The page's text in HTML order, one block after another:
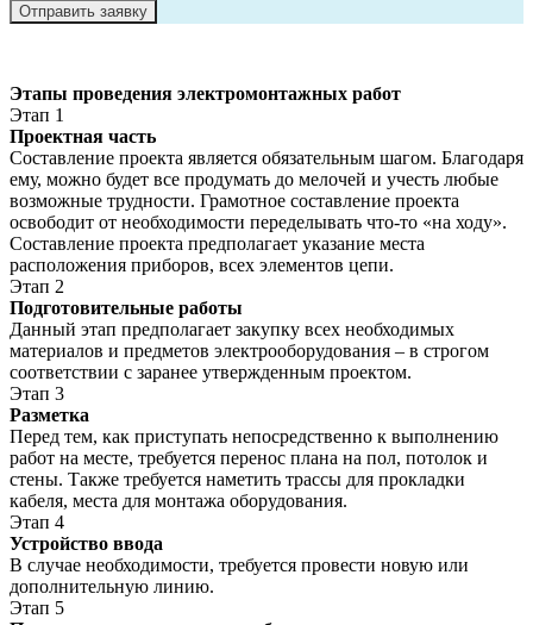
Отправить заявку
Этапы проведения электромонтажных работ
Этап 1
Проектная часть
Составление проекта является обязательным шагом. Благодаря
ему, можно будет все продумать до мелочей и учесть любые
возможные трудности. Грамотное составление проекта
освободит от необходимости переделывать что-то «на ходу».
Составление проекта предполагает указание места
расположения приборов, всех элементов цепи.
Этап 2
Подготовительные работы
Данный этап предполагает закупку всех необходимых
материалов и предметов электрооборудования – в строгом
соответствии с заранее утвержденным проектом.
Этап 3
Разметка
Перед тем, как приступать непосредственно к выполнению
работ на месте, требуется перенос плана на пол, потолок и
стены. Также требуется наметить трассы для прокладки
кабеля, места для монтажа оборудования.
Этап 4
Устройство ввода
В случае необходимости, требуется провести новую или
дополнительную линию.
Этап 5